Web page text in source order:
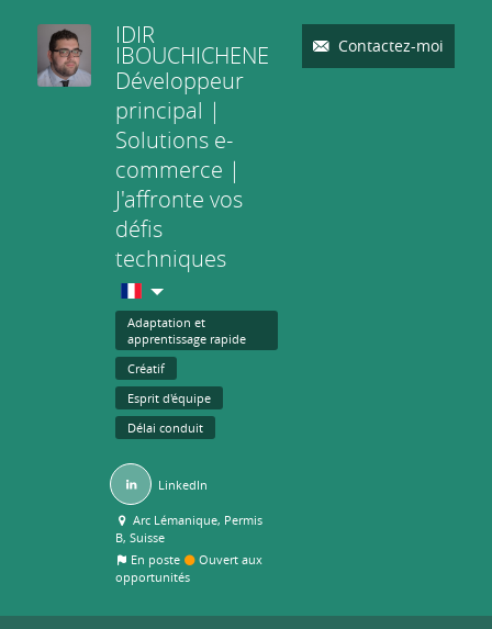
IDIR
IBOUCHICHENE
Développeur
principal |
Solutions e-
commerce |
J'affronte vos
défis
techniques
Adaptation et
apprentissage rapide
Créatif
Esprit d'équipe
Délai conduit
LinkedIn
Arc Lémanique, Permis
B, Suisse
En poste
Ouvert aux
opportunités
Contactez-moi